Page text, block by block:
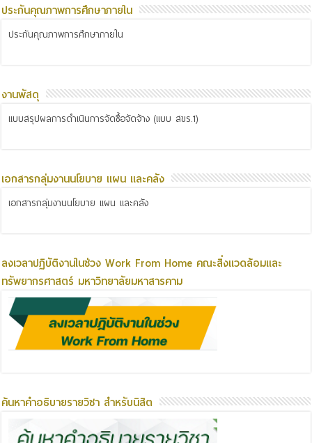
ประกันคุณภาพการศึกษาภายใน
ประกันคุณภาพการศึกษาภายใน
งานพัสดุ
แบบสรุปผลการดำเนินการจัดซื้อจัดจ้าง (แบบ สขร.1)
เอกสารกลุ่มงานนโยบาย แผน และคลัง
เอกสารกลุ่มงานนโยบาย แผน และคลัง
ลงเวลาปฏิบัติงานในช่วง Work From Home คณะสิ่งแวดล้อมและ
ทรัพยากรศาสตร์ มหาวิทยาลัยมหาสารคาม
ค้นหาคำอธิบายรายวิชา สำหรับนิสิต